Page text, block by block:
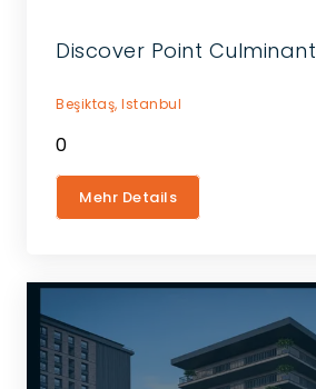
Discover Point Culminant
Beşiktaş, Istanbul
0
Mehr Details